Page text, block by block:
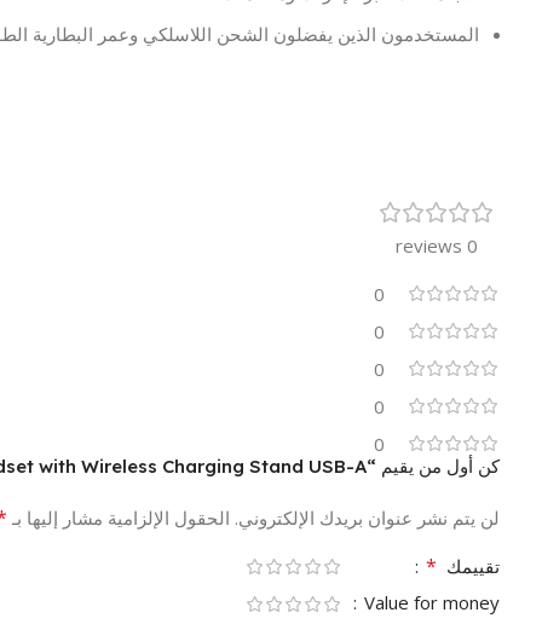
المستخدمون الذين يفضلون الشحن اللاسلكي وعمر البطارية
0 reviews
0
0
0
0
0
كن أول من يقيم “Yealink BH72 Wireless Headset with Wireless Charging Stand USB-A”
لن يتم نشر عنوان بريدك الإلكتروني. الحقول الإلزامية مشار إليها بـ
تقييمك *
Value for money